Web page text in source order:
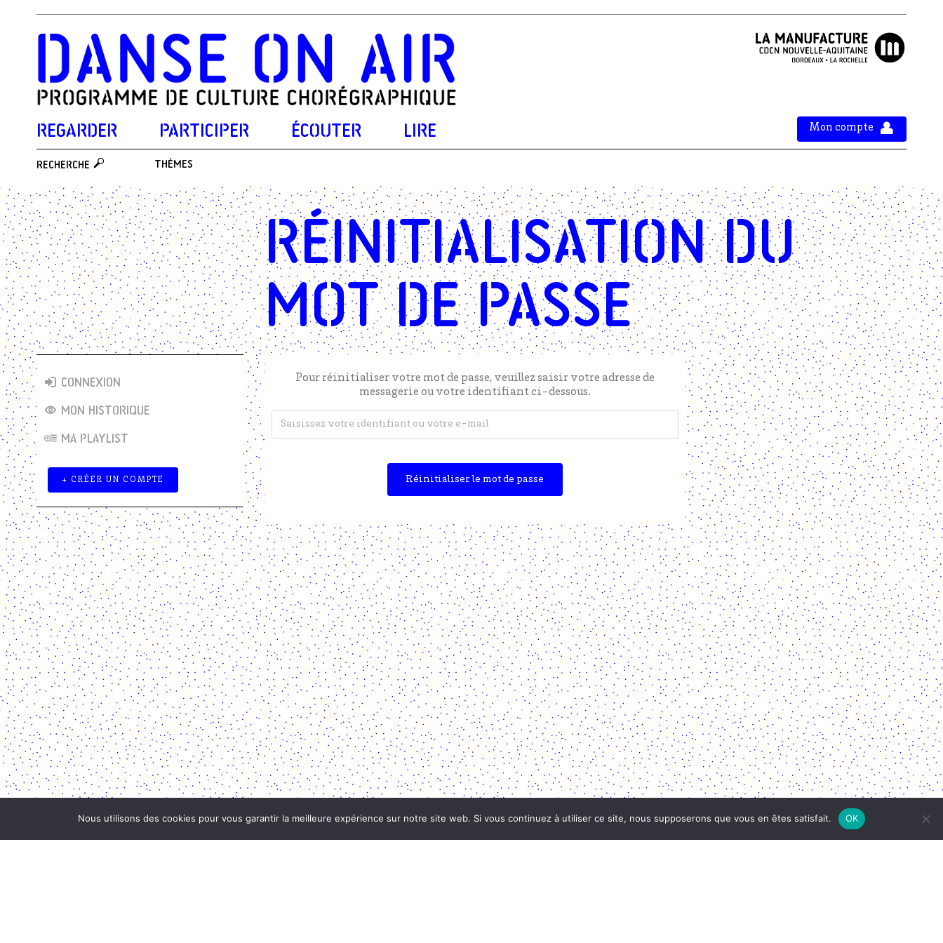
REGARDER PARTICIPER ÉCOUTER LIRE Mon compte
RECHERCHE THÈMES
Réinitialisation du
mot de passe
CONNEXION
MON HISTORIQUE
MA PLAYLIST
+ CRÉER UN COMPTE
Pour réinitialiser votre mot de passe, veuillez saisir votre adresse de
messagerie ou votre identifiant ci-dessous.
Nous utilisons des cookies pour vous garantir la meilleure expérience sur notre site web. Si vous continuez à utiliser ce site, nous supposerons que vous en êtes satisfait. OK